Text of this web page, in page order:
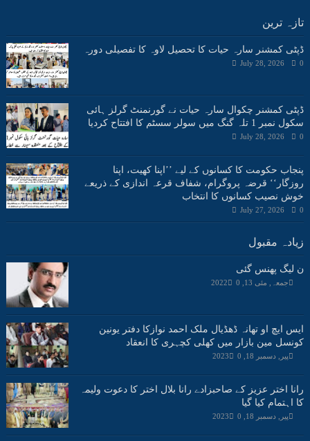
تازہ ترین
ڈپٹی کمشنر سارہ حیات کا تحصیل لاوہ کا تفصیلی دورہ
July 28, 2026 0
ڈپٹی کمشنر چکوال سارہ حیات نے گورنمنٹ گرلز ہائی
سکول نمبر 1 تلہ گنگ میں سولر سسٹم کا افتتاح کردیا
July 28, 2026 0
پنجاب حکومت کا کسانوں کے لیے ’’اپنا کھیت، اپنا
روزگار‘‘ قرضہ پروگرام، شفاف قرعہ اندازی کے ذریعے
خوش نصیب کسانوں کا انتخاب
July 27, 2026 0
زیادہ مقبول
ن لیگ پھنس گئی
جمعہ, مئی 13, 2022 0
ایس ایچ او تھانہ ڈھڈیال ملک احمد نوازکا دفتر یونین
کونسل مین بازار میں کھلی کچہری کا انعقاد
پیر, دسمبر 18, 2023 0
رانا اختر عزیز کے صاحبزادے رانا بلال اختر کا دعوت ولیمہ
کا اہتمام کیا گیا
پیر, دسمبر 18, 2023 0